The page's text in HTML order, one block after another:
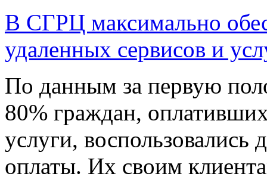
В СГРЦ максимально
удаленных сервисов и
По данным за первую
80% граждан,
услуги,
оплаты. Их своим